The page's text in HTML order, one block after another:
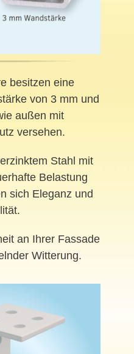
besitzen eine
von 3 mm und
außen mit
versehen.
Stahl mit
Belastung
sich Eleganz und
an Ihrer Fassade
Witterung.